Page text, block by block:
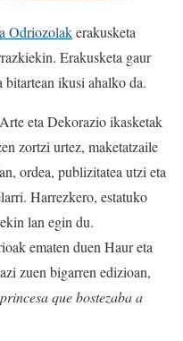
Odriozolakerakusketa
Erakusketa gaur
bitartean ikusi ahalko da.
eta Dekorazio ikasketak
zortzi urtez, maketatzaile
ordea, publizitatea utzi eta
Harrezkero, estatuko
lan egin du.
ematen duen Haur eta
zuen bigarren edizioan,
que bostezaba a